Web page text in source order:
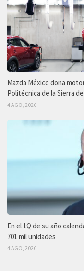
Mazda México dona
Politécnica de la Sierra
4 AGO, 2026
En el 1Q de su año
701 mil unidades
4 AGO, 2026